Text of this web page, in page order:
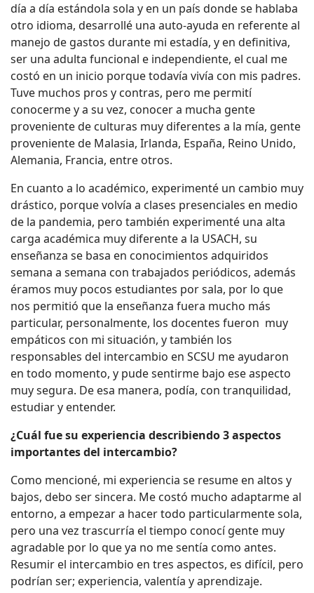
día a día estándola sola y en un país donde se hablaba
otro idioma, desarrollé una auto-ayuda en referente al
manejo de gastos durante mi estadía, y en definitiva,
ser una adulta funcional e independiente, el cual me
costó en un inicio porque todavía vivía con mis padres.
Tuve muchos pros y contras, pero me permití
conocerme y a su vez, conocer a mucha gente
proveniente de culturas muy diferentes a la mía, gente
proveniente de Malasia, Irlanda, España, Reino Unido,
Alemania, Francia, entre otros.
En cuanto a lo académico, experimenté un cambio muy
drástico, porque volvía a clases presenciales en medio
de la pandemia, pero también experimenté una alta
carga académica muy diferente a la USACH, su
enseñanza se basa en conocimientos adquiridos
semana a semana con trabajados periódicos, además
éramos muy pocos estudiantes por sala, por lo que
nos permitió que la enseñanza fuera mucho más
particular, personalmente, los docentes fueron muy
empáticos con mi situación, y también los
responsables del intercambio en SCSU me ayudaron
en todo momento, y pude sentirme bajo ese aspecto
muy segura. De esa manera, podía, con tranquilidad,
estudiar y entender.
¿Cuál fue su experiencia describiendo 3 aspectos
importantes del intercambio?
Como mencioné, mi experiencia se resume en altos y
bajos, debo ser sincera. Me costó mucho adaptarme al
entorno, a empezar a hacer todo particularmente sola,
pero una vez trascurría el tiempo conocí gente muy
agradable por lo que ya no me sentía como antes.
Resumir el intercambio en tres aspectos, es difícil, pero
podrían ser; experiencia, valentía y aprendizaje.